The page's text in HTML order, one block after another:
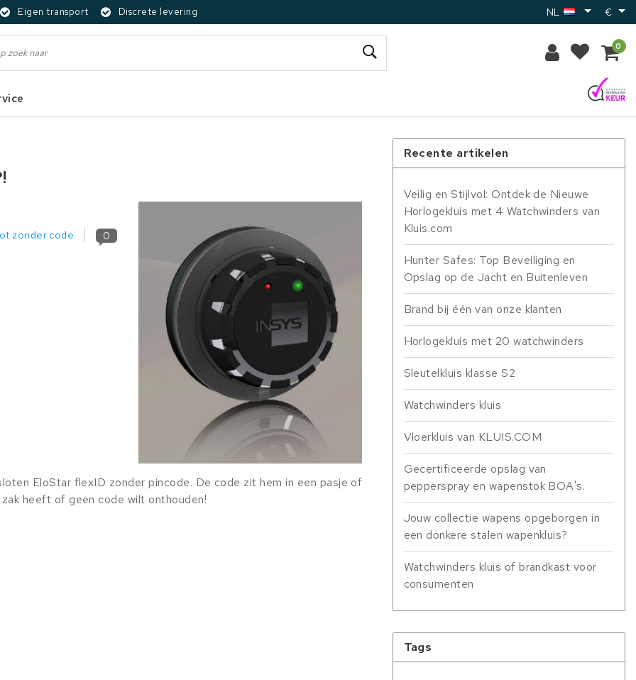
Eigen transport Discrete levering NL €
0
zonder code 0
EloStar flexID zonder pincode. De code zit hem in een pasje of
heeft of geen code wilt onthouden!
Recente artikelen
Veilig en Stijlvol: Ontdek de Nieuwe
Horlogekluis met 4 Watchwinders van
Kluis.com
Hunter Safes: Top Beveiliging en
Opslag op de Jacht en Buitenleven
Brand bij één van onze klanten
Horlogekluis met 20 watchwinders
Sleutelkluis klasse S2
Watchwinders kluis
Vloerkluis van KLUIS.COM
Gecertificeerde opslag van
pepperspray en wapenstok BOA's.
Jouw collectie wapens opgeborgen in
een donkere stalen wapenkluis?
Watchwinders kluis of brandkast voor
consumenten
Tags